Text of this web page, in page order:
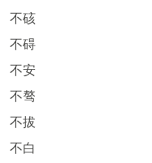
不硋
不碍
不安
不骜
不拔
不白